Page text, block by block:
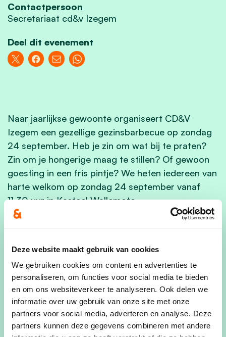
Deze website maakt gebruik van cookies
We gebruiken cookies om content en advertenties te
personaliseren, om functies voor social media te bieden
en om ons websiteverkeer te analyseren. Ook delen we
informatie over uw gebruik van onze site met onze
partners voor social media, adverteren en analyse. Deze
partners kunnen deze gegevens combineren met andere
Contactpersoon
Secretariaat cd&v Izegem
Deel dit evenement
Naar jaarlijkse gewoonte organiseert CD&V
Izegem een gezellige gezinsbarbecue op zondag
24 september. Heb je zin om wat bij te praten?
Zin om je hongerige maag te stillen? Of gewoon
goesting in een fris pintje? We heten iedereen van
harte welkom op zondag 24 september vanaf
11.30 uur in Kasteel Wallemote.
Prijs:
20 euro voor volwassenen, 15 euro voor
kinderen.
overschrijving op rekening van cd&v Izegem BE36
3850 5869 6581 met melding van aantal
volwassenen en kinderen.
Iedereen van harte welkom!
Kom jij ook?